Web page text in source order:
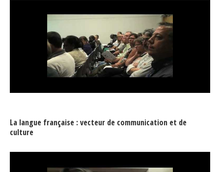
La langue française : vecteur de communication et de
culture